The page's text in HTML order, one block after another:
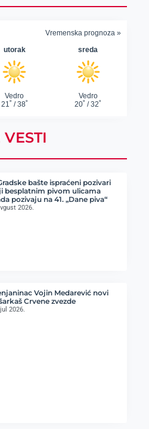
bašte ispraćeni pozivari
besplatnim pivom ulicama
pozivaju na 41. „Dane piva“
2026.
Vojin Medarević novi
Crvene zvezde
2026.